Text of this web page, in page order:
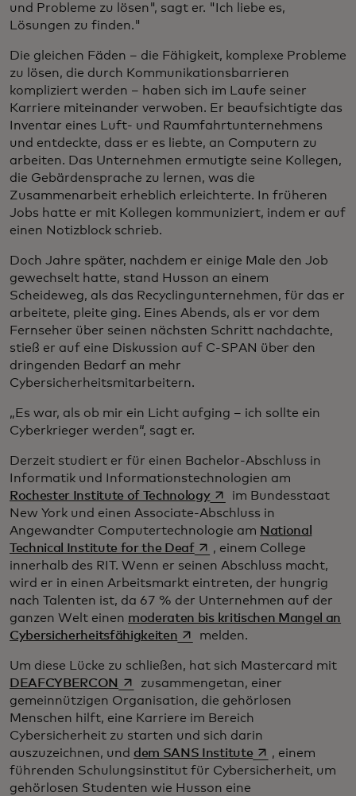
und Probleme zu lösen", sagt er. "Ich liebe es,
Lösungen zu finden."
Die gleichen Fäden – die Fähigkeit, komplexe Probleme
zu lösen, die durch Kommunikationsbarrieren
kompliziert werden – haben sich im Laufe seiner
Karriere miteinander verwoben. Er beaufsichtigte das
Inventar eines Luft- und Raumfahrtunternehmens
und entdeckte, dass er es liebte, an Computern zu
arbeiten. Das Unternehmen ermutigte seine Kollegen,
die Gebärdensprache zu lernen, was die
Zusammenarbeit erheblich erleichterte. In früheren
Jobs hatte er mit Kollegen kommuniziert, indem er auf
einen Notizblock schrieb.
Doch Jahre später, nachdem er einige Male den Job
gewechselt hatte, stand Husson an einem
Scheideweg, als das Recyclingunternehmen, für das er
arbeitete, pleite ging. Eines Abends, als er vor dem
Fernseher über seinen nächsten Schritt nachdachte,
stieß er auf eine Diskussion auf C-SPAN über den
dringenden Bedarf an mehr
Cybersicherheitsmitarbeitern.
„Es war, als ob mir ein Licht aufging – ich sollte ein
Cyberkrieger werden“, sagt er.
Derzeit studiert er für einen Bachelor-Abschluss in
Informatik und Informationstechnologien am
Rochester Institute of Technologywird in einer neuen
im Bundesstaat
New York und einen Associate-Abschluss in
Angewandter Computertechnologie am National
Technical Institute for the Deafwird in einer neuen
, einem College
innerhalb des RIT. Wenn er seinen Abschluss macht,
wird er in einen Arbeitsmarkt eintreten, der hungrig
nach Talenten ist, da 67 % der Unternehmen auf der
ganzen Welt einen moderaten bis kritischen Mangel an
Cybersicherheitsfähigkeitenwird in einer neuen
melden.
Um diese Lücke zu schließen, hat sich Mastercard mit
DEAFCYBERCON
wird in einer neuen Registerkarte
zusammengetan, einer
gemeinnützigen Organisation, die gehörlosen
Menschen hilft, eine Karriere im Bereich
Cybersicherheit zu starten und sich darin
auszuzeichnen, und dem SANS Institutewird in einer
, einem
führenden Schulungsinstitut für Cybersicherheit, um
gehörlosen Studenten wie Husson eine